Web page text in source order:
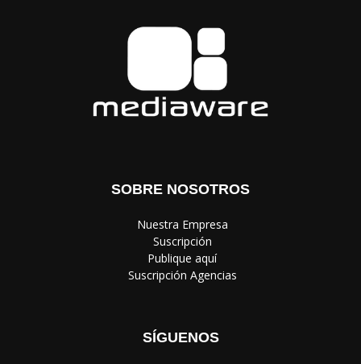
SOBRE NOSOTROS
‎ Nuestra Empresa
‎ Suscripción
‎ Publique aquí
‎ Suscripción Agencias
SÍGUENOS